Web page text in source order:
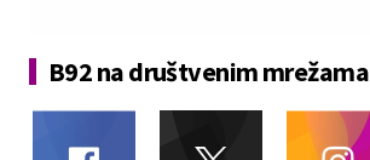
B92 na društvenim mrežama